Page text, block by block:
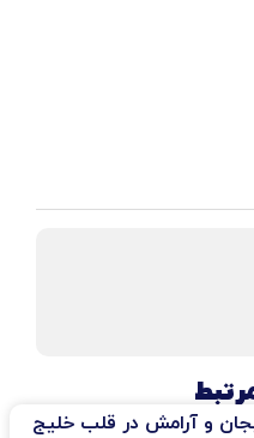
و آرامش در قلب خلیج